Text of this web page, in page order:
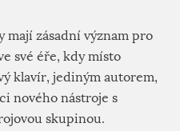
zásadní význam pro
své éře, kdy místo
klavír, jediným autorem,
nového nástroje s
skupinou.